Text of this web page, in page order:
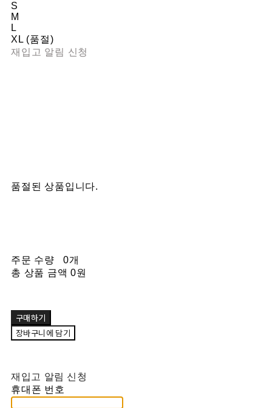
S
M
L
XL (품절)
재입고 알림 신청
품절된 상품입니다.
주문 수량
0개
총 상품 금액 0원
구매하기
장바구니에 담기
재입고 알림 신청
휴대폰 번호